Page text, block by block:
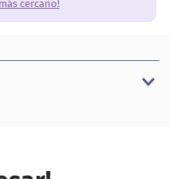
cercano!